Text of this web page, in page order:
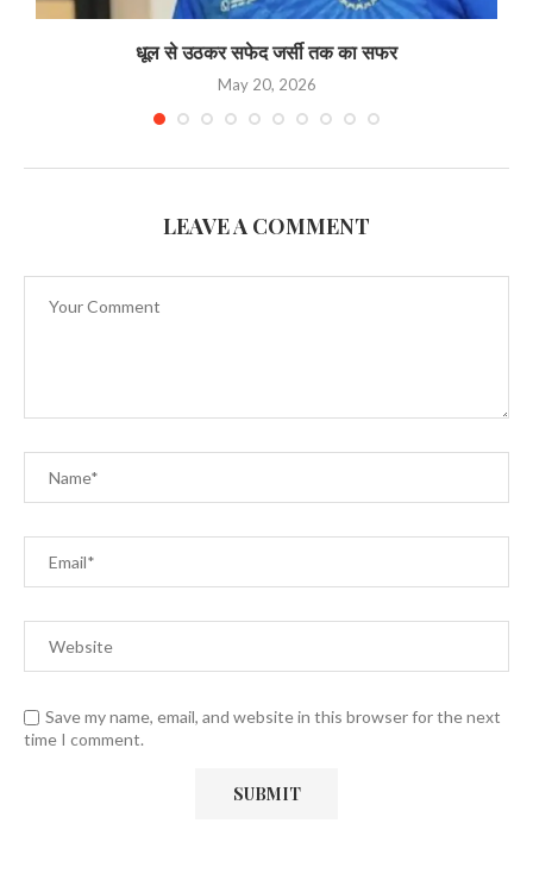
धूल से उठकर सफेद जर्सी तक का सफर
May 20, 2026
LEAVE A COMMENT
Save my name, email, and website in this browser for the next
time I comment.